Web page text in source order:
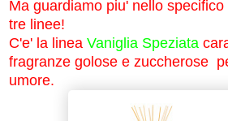
Ma guardiamo piu' nello
tre linee!
C'e' la linea Vaniglia Speziata
fragranze golose e zuccherose
umore.